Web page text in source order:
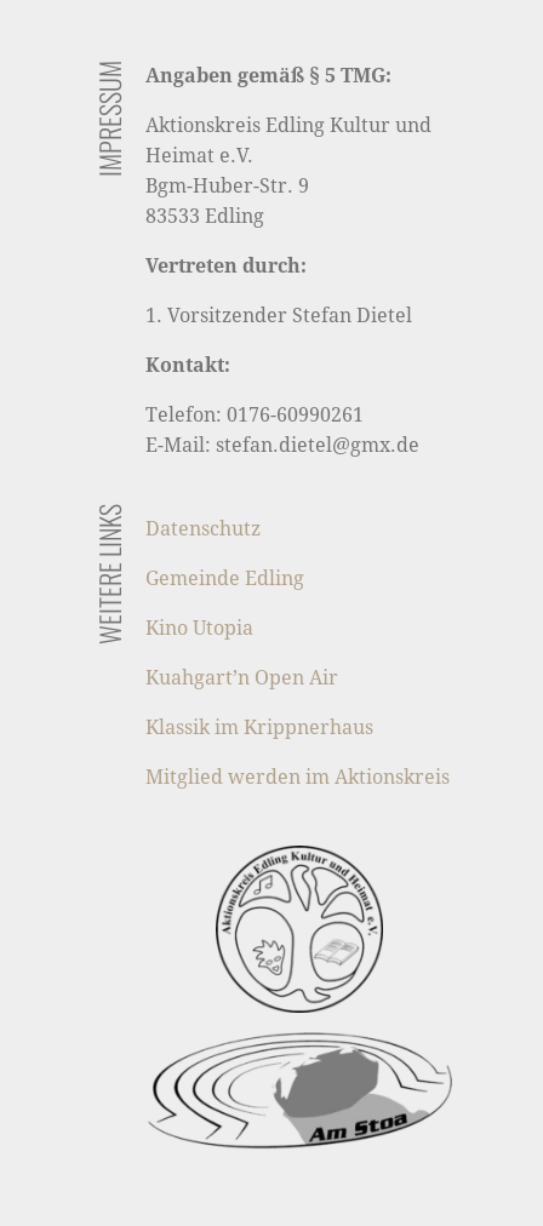
IMPRESSUM Angaben gemäß § 5 TMG:
Aktionskreis Edling Kultur und
Heimat e.V.
Bgm-Huber-Str. 9
83533 Edling
Vertreten durch:
1. Vorsitzender Stefan Dietel
Kontakt:
Telefon: 0176-60990261
E-Mail: stefan.dietel@gmx.de
WEITERE LINKS Datenschutz
Gemeinde Edling
Kino Utopia
Kuahgart’n Open Air
Klassik im Krippnerhaus
Mitglied werden im Aktionskreis